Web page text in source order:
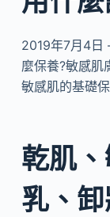
2019年7月4日
麼保養?敏感肌
敏感肌的基礎
乾肌
乳、